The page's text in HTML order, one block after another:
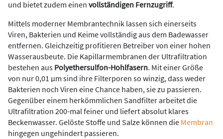
und bietet zudem einen vollständigen Fernzugriff.
Mittels moderner Membrantechnik lassen sich einerseits
Viren, Bakterien und Keime vollständig aus dem Badewasser
entfernen. Gleichzeitig profitieren Betreiber von einer hohen
Wasserausbeute. Die Kapillarmembranen der Ultrafiltration
bestehen aus Polyethersulfon-Hohlfasern. Mit einer Größe
von nur 0,01 µm sind ihre Filterporen so winzig, dass weder
Bakterien noch Viren eine Chance haben, sie zu passieren.
Gegenüber einem herkömmlichen Sandfilter arbeitet die
Ultrafiltration 200-mal feiner und liefert absolut klares
Beckenwasser. Gelöste Stoffe und Salze können die Membran
hingegen ungehindert passieren.